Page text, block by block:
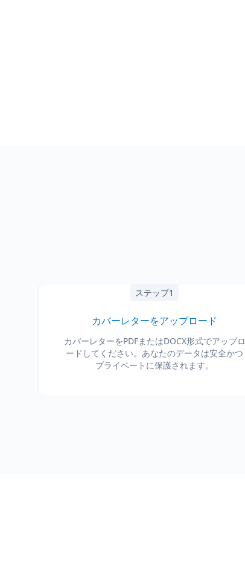
ステップ1
カバーレターをアップロード
カバーレターをPDFまたはDOCX形式でアップロ
ードしてください。あなたのデータは安全かつ
プライベートに保護されます。